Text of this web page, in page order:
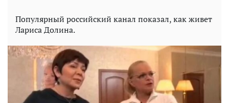
Популярный российский канал показал, как живет
Лариса Долина.